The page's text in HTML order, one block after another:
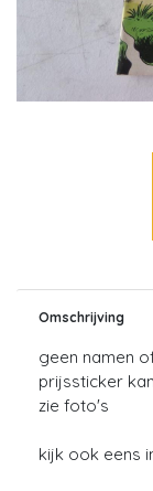
Omschrijving
geen namen
prijssticker kan
zie foto's
kijk ook eens